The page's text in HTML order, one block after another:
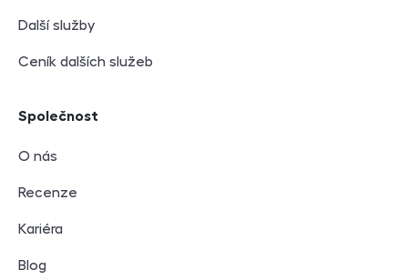
Další služby
Ceník dalších služeb
Společnost
O nás
Recenze
Kariéra
Blog